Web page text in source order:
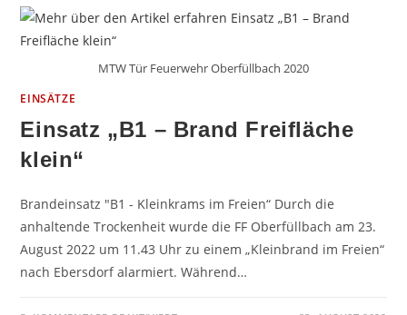
MTW Tür Feuerwehr Oberfüllbach 2020
EINSÄTZE
Einsatz „B1 – Brand Freifläche
klein“
Brandeinsatz "B1 - Kleinkrams im Freien“ Durch die
anhaltende Trockenheit wurde die FF Oberfüllbach am 23.
August 2022 um 11.43 Uhr zu einem „Kleinbrand im Freien“
nach Ebersdorf alarmiert. Während…